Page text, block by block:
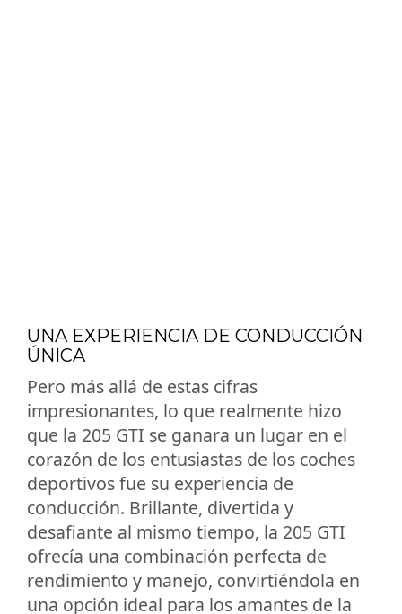
UNA EXPERIENCIA DE CONDUCCIÓN
ÚNICA
Pero más allá de estas cifras
impresionantes, lo que realmente hizo
que la 205 GTI se ganara un lugar en el
corazón de los entusiastas de los coches
deportivos fue su experiencia de
conducción. Brillante, divertida y
desafiante al mismo tiempo, la 205 GTI
ofrecía una combinación perfecta de
rendimiento y manejo, convirtiéndola en
una opción ideal para los amantes de la